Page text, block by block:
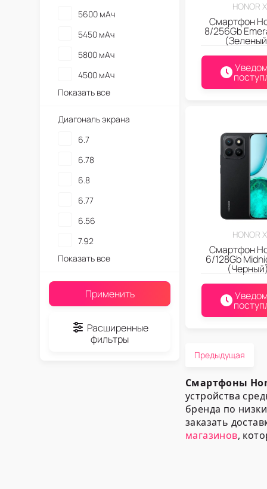
HONOR
Смартфон
8/256Gb
HONOR
Смартфон
6/128Gb
Предыдущая
Смартфоны
устройства
бренда по
заказать
магазинов,
5600 мАч
5450 мАч
5800 мАч
4500 мАч
Показать все
Диагональ экрана
6.7
6.78
6.8
6.77
6.56
7.92
Показать все
Применить
Расширенные
фильтры